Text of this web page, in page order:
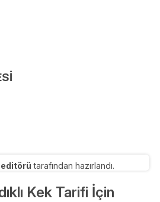
tarafından hazırlandı.
Kek Tarifi İçin